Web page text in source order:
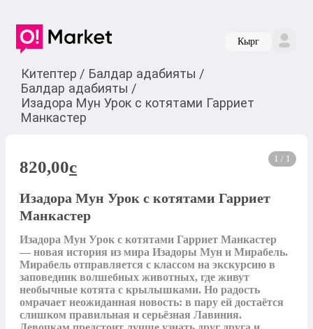
Кырг
Китептер / Балдар адабияты /
Балдар адабияты /
Изадора Мун Урок с котятами Гарриет
Манкастер
1 / 1
820,00c
Изадора Мун Урок с котятами Гарриет
Манкастер
Изадора Мун Урок с котятами Гарриет Манкастер
— новая история из мира Изадоры Мун и Мирабель.
Мирабель отправляется с классом на экскурсию в
заповедник волшебных животных, где живут
необычные котята с крылышками. Но радость
омрачает неожиданная новость: в пару ей достаётся
слишком правильная и серьёзная Лавиния.